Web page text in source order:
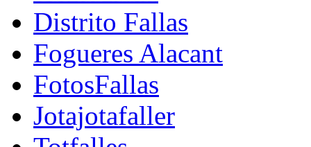
Distrito Fallas
Fogueres Alacant
FotosFallas
Jotajotafaller